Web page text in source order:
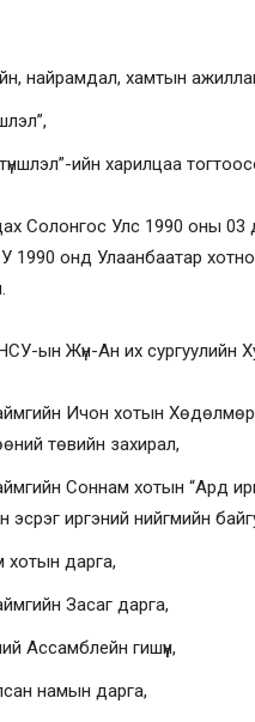
найрамдал, хамтын
ийн харилцаа
Солонгос Улс 1990 оны
1990 онд Улаанбаатар
ын Жүн-Ан их сургуулийн
Ичон хотын
төвийн захирал,
Соннам хотын “Ард
иргэний нийгмийн
дарга,
Засаг дарга,
Ассамблейн гишүүн,
намын дарга,